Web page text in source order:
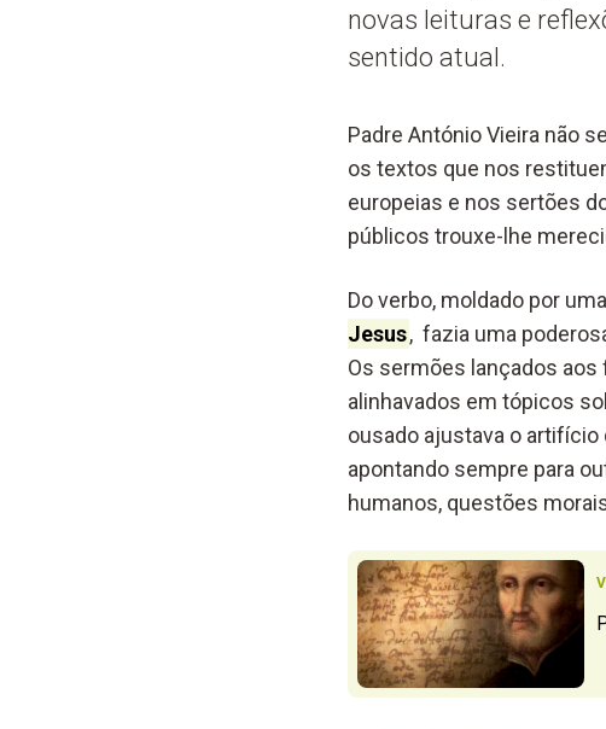
novas leituras e
sentido atual.
Padre António Vieira não
os textos que nos
europeias e nos sertões
públicos trouxe-lhe
Do verbo, moldado por
Jesus, fazia uma
Os sermões lançados
alinhavados em tópicos
ousado ajustava o artifício
apontando sempre para
humanos, questões